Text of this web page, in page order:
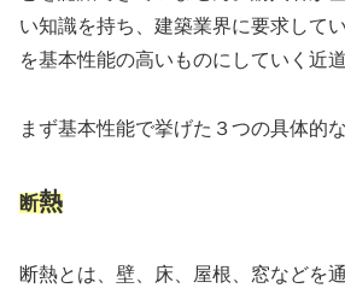
い知識を持ち、建築業界に要求して
を基本性能の高いものにしていく近
まず基本性能で挙げた３つの具体的
断熱
断熱とは、壁、床、屋根、窓などを